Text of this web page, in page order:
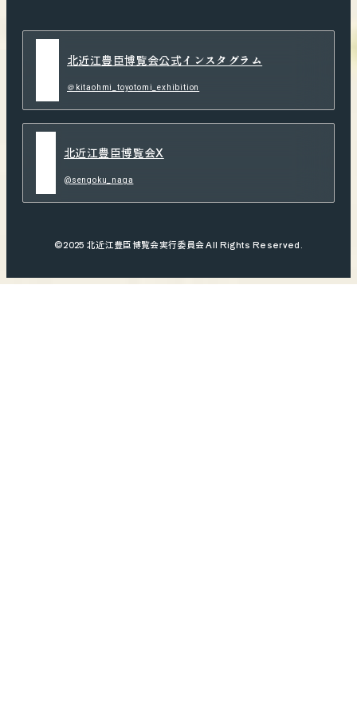
北近江豊臣博覧会公式インスタグラム
＠kitaohmi_toyotomi_exhibition
北近江豊臣博覧会X
@sengoku_naga
©2025 北近江豊臣博覧会実行委員会 All Rights Reserved.